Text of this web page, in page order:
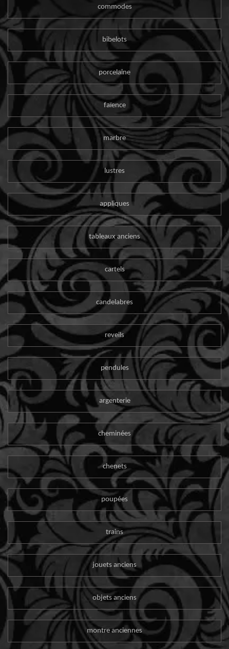
commodes
bibelots
porcelaine
faïence
marbre
lustres
appliques
tableaux anciens
cartels
candelabres
reveils
pendules
argenterie
cheminées
chenets
poupées
trains
jouets anciens
objets anciens
montre anciennes